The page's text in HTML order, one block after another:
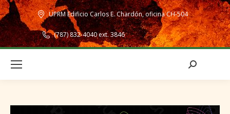
UPRM Edificio Carlos E. Chardón, oficina CH-504
(787) 832-4040 ext. 3846
Search: